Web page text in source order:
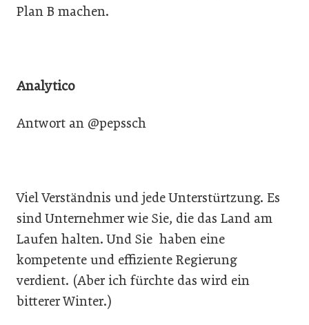
Plan B machen.
Analytico
Antwort an @pepssch
Viel Verständnis und jede Unterstürtzung. Es
sind Unternehmer wie Sie, die das Land am
Laufen halten. Und Sie haben eine
kompetente und effiziente Regierung
verdient. (Aber ich fürchte das wird ein
bitterer Winter.)